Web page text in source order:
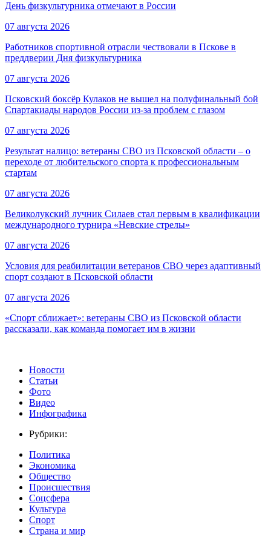
День физкультурника отмечают в России
07 августа 2026
Работников спортивной отрасли чествовали в Пскове в
преддверии Дня физкультурника
07 августа 2026
Псковский боксёр Кулаков не вышел на полуфинальный бой
Спартакиады народов России из-за проблем с глазом
07 августа 2026
Результат налицо: ветераны СВО из Псковской области – о
переходе от любительского спорта к профессиональным
стартам
07 августа 2026
Великолукский лучник Силаев стал первым в квалификации
международного турнира «Невские стрелы»
07 августа 2026
Условия для реабилитации ветеранов СВО через адаптивный
спорт создают в Псковской области
07 августа 2026
«Спорт сближает»: ветераны СВО из Псковской области
рассказали, как команда помогает им в жизни
Новости
Статьи
Фото
Видео
Инфографика
Рубрики:
Политика
Экономика
Общество
Происшествия
Соцсфера
Культура
Спорт
Страна и мир